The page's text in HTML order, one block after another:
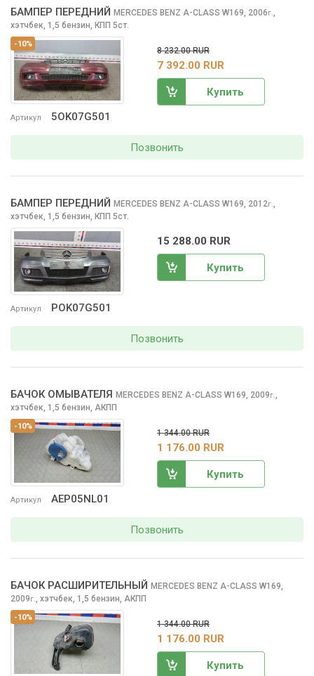
-10%
Артикул 5OK07G501
БАМПЕР ПЕРЕДНИЙ MERCEDES BENZ A-CLASS W169, 2006г.
хэтчбек, 1,5 бензин, КПП 5ст.
8 232.00 RUR
7 392.00 RUR
Купить
Позвонить
Артикул POK07G501
БАМПЕР ПЕРЕДНИЙ MERCEDES BENZ A-CLASS W169, 2012г.
хэтчбек, 1,5 бензин, КПП 5ст.
15 288.00 RUR
Купить
Позвонить
-10%
Артикул AEP05NL01
БАЧОК ОМЫВАТЕЛЯ MERCEDES BENZ A-CLASS W169, 2009г.,
хэтчбек, 1,5 бензин, АКПП
1 344.00 RUR
1 176.00 RUR
Купить
Позвонить
-10%
БАЧОК РАСШИРИТЕЛЬНЫЙ MERCEDES BENZ A-CLASS W169,
2009г., хэтчбек, 1,5 бензин, АКПП
1 344.00 RUR
1 176.00 RUR
Купить